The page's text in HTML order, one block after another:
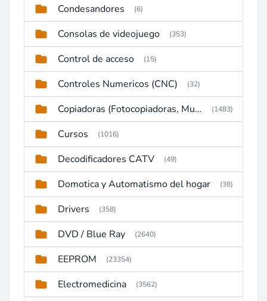
Condesandores (6)
Consolas de videojuego (353)
Control de acceso (15)
Controles Numericos (CNC) (32)
Copiadoras (Fotocopiadoras, Multifunctions, Ploter, etc) (1483)
Cursos (1016)
Decodificadores CATV (49)
Domotica y Automatismo del hogar (38)
Drivers (358)
DVD / Blue Ray (2640)
EEPROM (23354)
Electromedicina (3562)